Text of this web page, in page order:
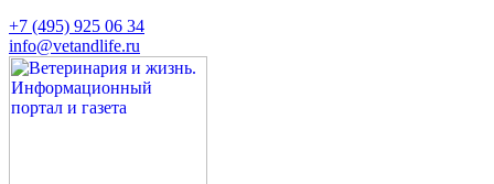
+7 (495) 925 06 34
info@vetandlife.ru